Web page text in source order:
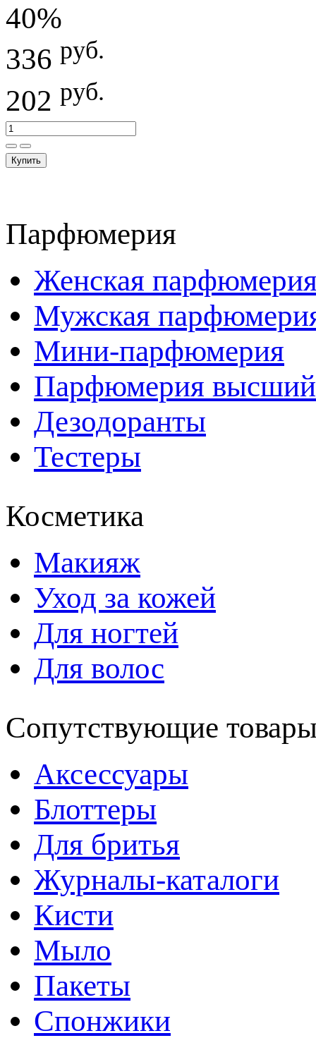
40%
336 руб.
202 руб.
Купить
Парфюмерия
Женская
Мужская
Мини-парфюмерия
Парфюмерия высший
Дезодоранты
Тестеры
Косметика
Макияж
Уход за кожей
Для ногтей
Для волос
Сопутствующие
Аксессуары
Блоттеры
Для бритья
Журналы-каталоги
Кисти
Мыло
Пакеты
Спонжики